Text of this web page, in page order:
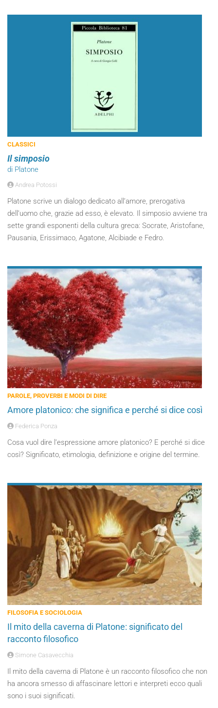
CLASSICI
Il simposio
di Platone
Andrea Potossi
Platone scrive un dialogo dedicato all’amore, prerogativa
dell’uomo che, grazie ad esso, è elevato. Il simposio avviene tra
sette grandi esponenti della cultura greca: Socrate, Aristofane,
Pausania, Erissimaco, Agatone, Alcibiade e Fedro.
PAROLE, PROVERBI E MODI DI DIRE
Amore platonico: che significa e perché si dice così
Federica Ponza
Cosa vuol dire l’espressione amore platonico? E perché si dice
così? Significato, etimologia, definizione e origine del termine.
FILOSOFIA E SOCIOLOGIA
Il mito della caverna di Platone: significato del
racconto filosofico
Simone Casavecchia
Il mito della caverna di Platone è un racconto filosofico che non
ha ancora smesso di affascinare lettori e interpreti ecco quali
sono i suoi significati.